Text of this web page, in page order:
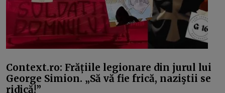
Context.ro: Frățiile legionare din jurul lui
George Simion. „Să vă fie frică, naziştii se
ridică!”